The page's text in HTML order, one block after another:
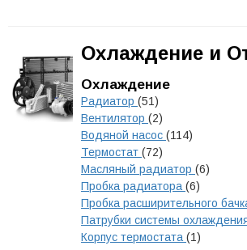
Охлаждение и
Охлаждение
Радиатор (51)
Вентилятор (2)
Водяной насос (114)
Термостат (72)
Масляный радиатор (6)
Пробка радиатора (6)
Пробка расширительного
Патрубки системы
Корпус термостата (1)